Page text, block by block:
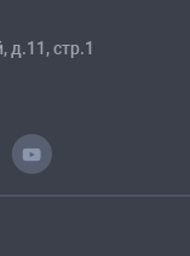
д.11, стр.1